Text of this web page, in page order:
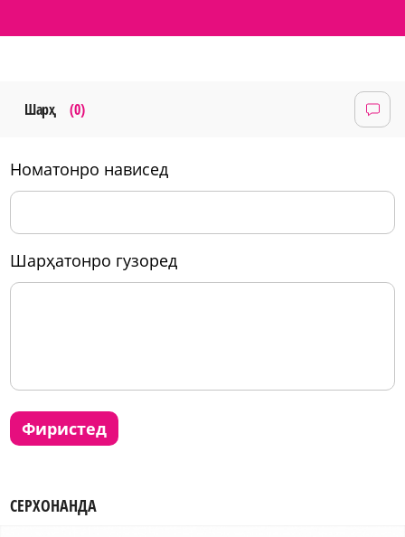
Шарҳ (0)
номатонро нависед
шарҳатонро гузоред
фиристед
СЕРХОНАНДА